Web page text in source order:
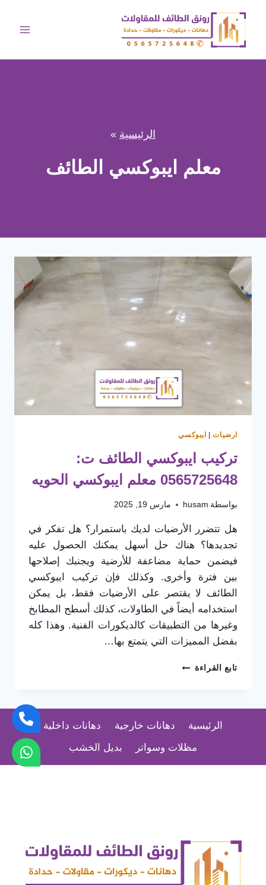
المحتوى
الرئيسية »
معلم ايبوكسي الطائف
ارضيات| ايبوكسي
تركيب ايبوكسي الطائف ت:
0565725648 معلم ايبوكسي الحويه
بواسطة husam مارس 19, 2025
هل تتضرر الأرضيات لديك باستمرار؟ هل تفكر في
تجديدها؟ هناك حل أسهل يمكنك الحصول عليه
فيضمن حماية مضاعفة للأرضية ويجنبك إصلاحها
بين فترة وأخرى. وكذلك فإن تركيب ايبوكسي
الطائف لا يقتصر على الأرضيات فقط، بل يمكن
استخدامه أيضاً في الطاولات، كذلك أسطح المطابخ
وغيرها من التطبيقات كالديكورات الفنية. وهذا كله
بفضل المميزات التي يتمتع بها…
تابع القراءة تركيب
معلم
الحويه
الرئيسية دهانات خارجية
دهانات داخلية
مظلات وسواتر
بديل الخشب